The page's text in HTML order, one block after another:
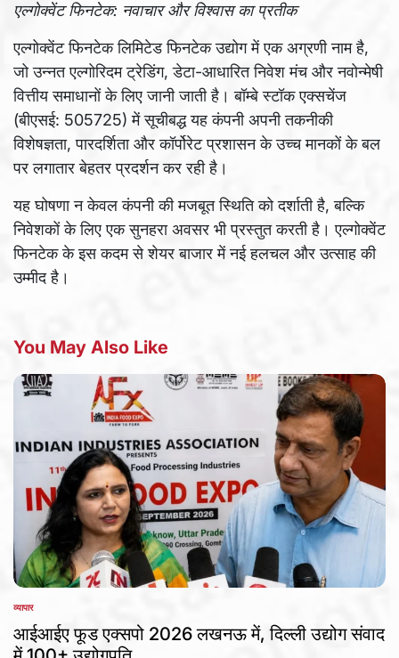
एल्गोक्वेंट फिनटेक: नवाचार और विश्वास का प्रतीक
एल्गोक्वेंट फिनटेक लिमिटेड फिनटेक उद्योग में एक अग्रणी नाम है,
जो उन्नत एल्गोरिदम ट्रेडिंग, डेटा-आधारित निवेश मंच और नवोन्मेषी
वित्तीय समाधानों के लिए जानी जाती है। बॉम्बे स्टॉक एक्सचेंज
(बीएसई: 505725) में सूचीबद्ध यह कंपनी अपनी तकनीकी
विशेषज्ञता, पारदर्शिता और कॉर्पोरेट प्रशासन के उच्च मानकों के बल
पर लगातार बेहतर प्रदर्शन कर रही है।
यह घोषणा न केवल कंपनी की मजबूत स्थिति को दर्शाती है, बल्कि
निवेशकों के लिए एक सुनहरा अवसर भी प्रस्तुत करती है। एल्गोक्वेंट
फिनटेक के इस कदम से शेयर बाजार में नई हलचल और उत्साह की
उम्मीद है।
You May Also Like
POSTED
व्यापार
आईआईए फूड एक्सपो 2026 लखनऊ में, दिल्ली उद्योग संवाद